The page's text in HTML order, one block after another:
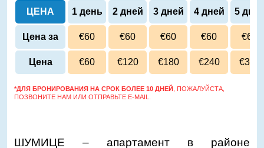
ЦЕНА 1 день 2 дней 3 дней 4 дней 5
Цена за
сутки
€60 €60 €60 €60 €60
Цена €60 €120 €180 €240 €300
*ДЛЯ БРОНИРОВАНИЯ НА СРОК БОЛЕЕ 10 ДНЕЙ , ПОЖАЛУЙСТА,
ПОЗВОНИТЕ НАМ ИЛИ ОТПРАВЬТЕ E-MAIL.
ШУМИЦЕ – апартамент в районе